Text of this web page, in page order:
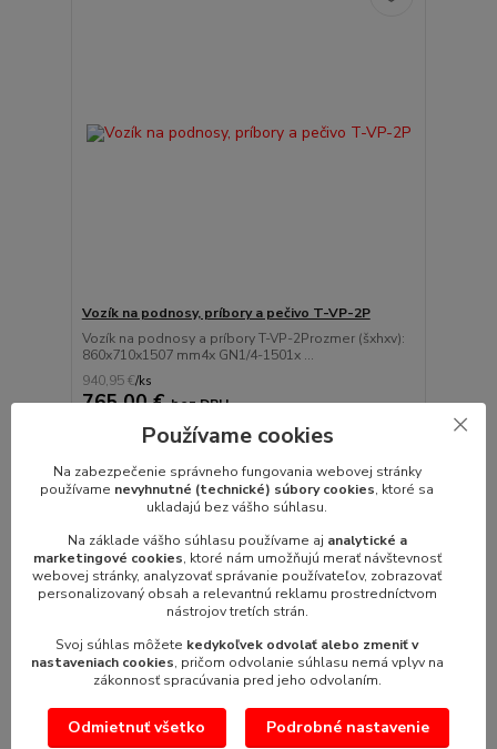
Vozík na podnosy, príbory a pečivo T-VP-2P
Vozík na podnosy a príbory T-VP-2Prozmer (šxhxv):
860x710x1507 mm4x GN1/4-1501x ...
940,95 €/ks
765,00 €bez DPH
Pridať do košíka
Používame cookies
Na zabezpečenie správneho fungovania webovej stránky
používame nevyhnutné (technické) súbory cookies, ktoré sa
ukladajú bez vášho súhlasu.
Na základe vášho súhlasu používame aj analytické a
marketingové cookies, ktoré nám umožňujú merať návštevnosť
webovej stránky, analyzovať správanie používateľov, zobrazovať
personalizovaný obsah a relevantnú reklamu prostredníctvom
nástrojov tretích strán.
Svoj súhlas môžete kedykoľvek odvolať alebo zmeniť v
nastaveniach cookies, pričom odvolanie súhlasu nemá vplyv na
zákonnosť spracúvania pred jeho odvolaním.
Odmietnuť všetko Podrobné nastavenie